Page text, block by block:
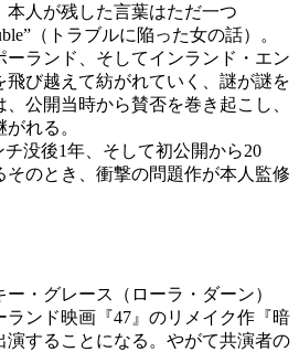
人が残した言葉はただ一つ
（トラブルに陥った女の話）。
ランド、そしてインランド・エン
び越えて紡がれていく、謎が謎を
公開当時から賛否を巻き起こし、
れる。
没後1年、そして初公開から20
のとき、衝撃の問題作が本人監修
・グレース（ローラ・ダーン）
ランド映画『47』のリメイク作『暗
演することになる。やがて共演者の